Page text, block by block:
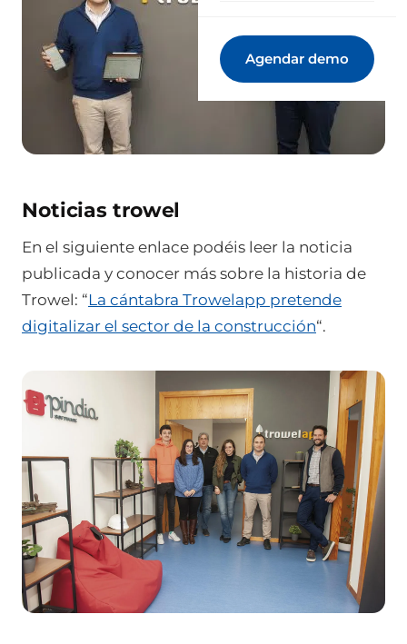
Agendar demo
Noticias trowel
En el siguiente enlace podéis leer la noticia
publicada y conocer más sobre la historia de
Trowel: “La cántabra Trowelapp pretende
digitalizar el sector de la construcción“.